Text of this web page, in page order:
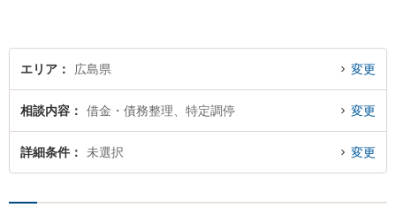
エリア 広島県 変更
相談内容 借金・債務整理、特定調停 変更
詳細条件 未選択 変更